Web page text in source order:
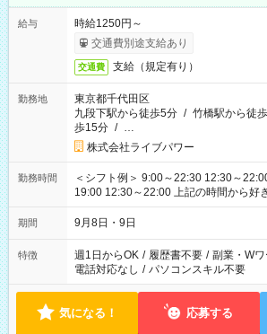
給与
時給1250円～
交通費別途支給あり
交通費 支給（規定有り）
勤務地
東京都千代田区
九段下駅から徒歩5分 / 竹橋駅から徒
歩15分 / …
株式会社ライブパワー
勤務時間
＜シフト例＞ 9:00～22:30 12:30～
19:00 12:30～22:00 上記の時間から好きな時間を選べます！ ※
時間は変更となる可能性があります
期間 9月8日・9日
特徴 週1日からOK / 履歴書不要 / 副業・W
電話対応なし / パソコンスキル不要
気になる！ 応募する